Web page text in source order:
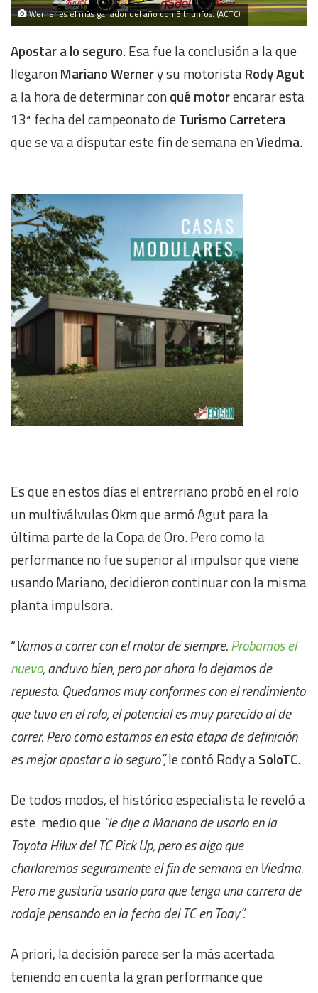
Werner es el más ganador del año con 3 triunfos. (ACTC)
Apostar a lo seguro. Esa fue la conclusión a la que
llegaronMariano Wernery su motoristaRody Agut
a la hora de determinar conqué motorencarar esta
13ª fecha del campeonato deTurismo Carretera
que se va a disputar este fin de semana enViedma.
Es que en estos días el entrerriano probó en el rolo
un multiválvulas 0km que armó Agut para la
última parte de la Copa de Oro. Pero como la
performance no fue superior al impulsor que viene
usando Mariano, decidieron continuar con la misma
planta impulsora.
“Vamos a correr con el motor de siempre.Probamos el
nuevo, anduvo bien, pero por ahora lo dejamos de
repuesto. Quedamos muy conformes con el rendimiento
que tuvo en el rolo, el potencial es muy parecido al de
correr. Pero como estamos en esta etapa de definición
es mejor apostar a lo seguro”,le contó Rody aSoloTC.
De todos modos, el histórico especialista le reveló a
este medio que “le dije a Mariano de usarlo en la
Toyota Hilux del TC Pick Up, pero es algo que
charlaremos seguramente el fin de semana en Viedma.
Perome gustaría usarlo para que tenga una carrera de
rodaje pensando en la fecha del TC en Toay”.
A priori, la decisión parece ser la más acertada
teniendo en cuenta la gran performance que